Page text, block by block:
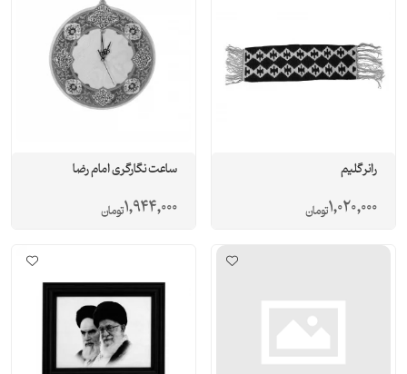
رانر گلیم
1,020,000تومان
ساعت نگارگری امام رضا
1,944,000تومان